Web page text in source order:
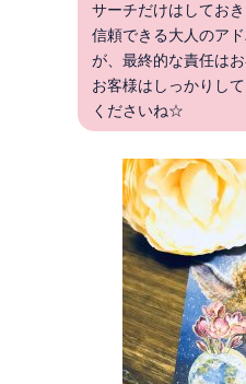
サーチだけはしておき
信頼できる大人のア
が、最終的な責任はお
お客様はしっかりし
くださいね☆